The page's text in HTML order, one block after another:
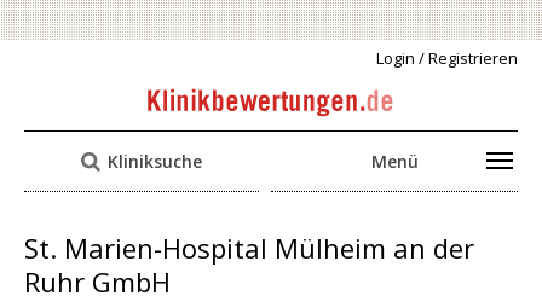
Login / Registrieren
Kliniksuche Menü
St. Marien-Hospital Mülheim an der
Ruhr GmbH